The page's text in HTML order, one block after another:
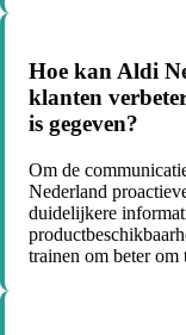
Hoe kan Aldi
klanten
is gegeven?
Om de
Nederland
duidelijkere
trainen om beter om